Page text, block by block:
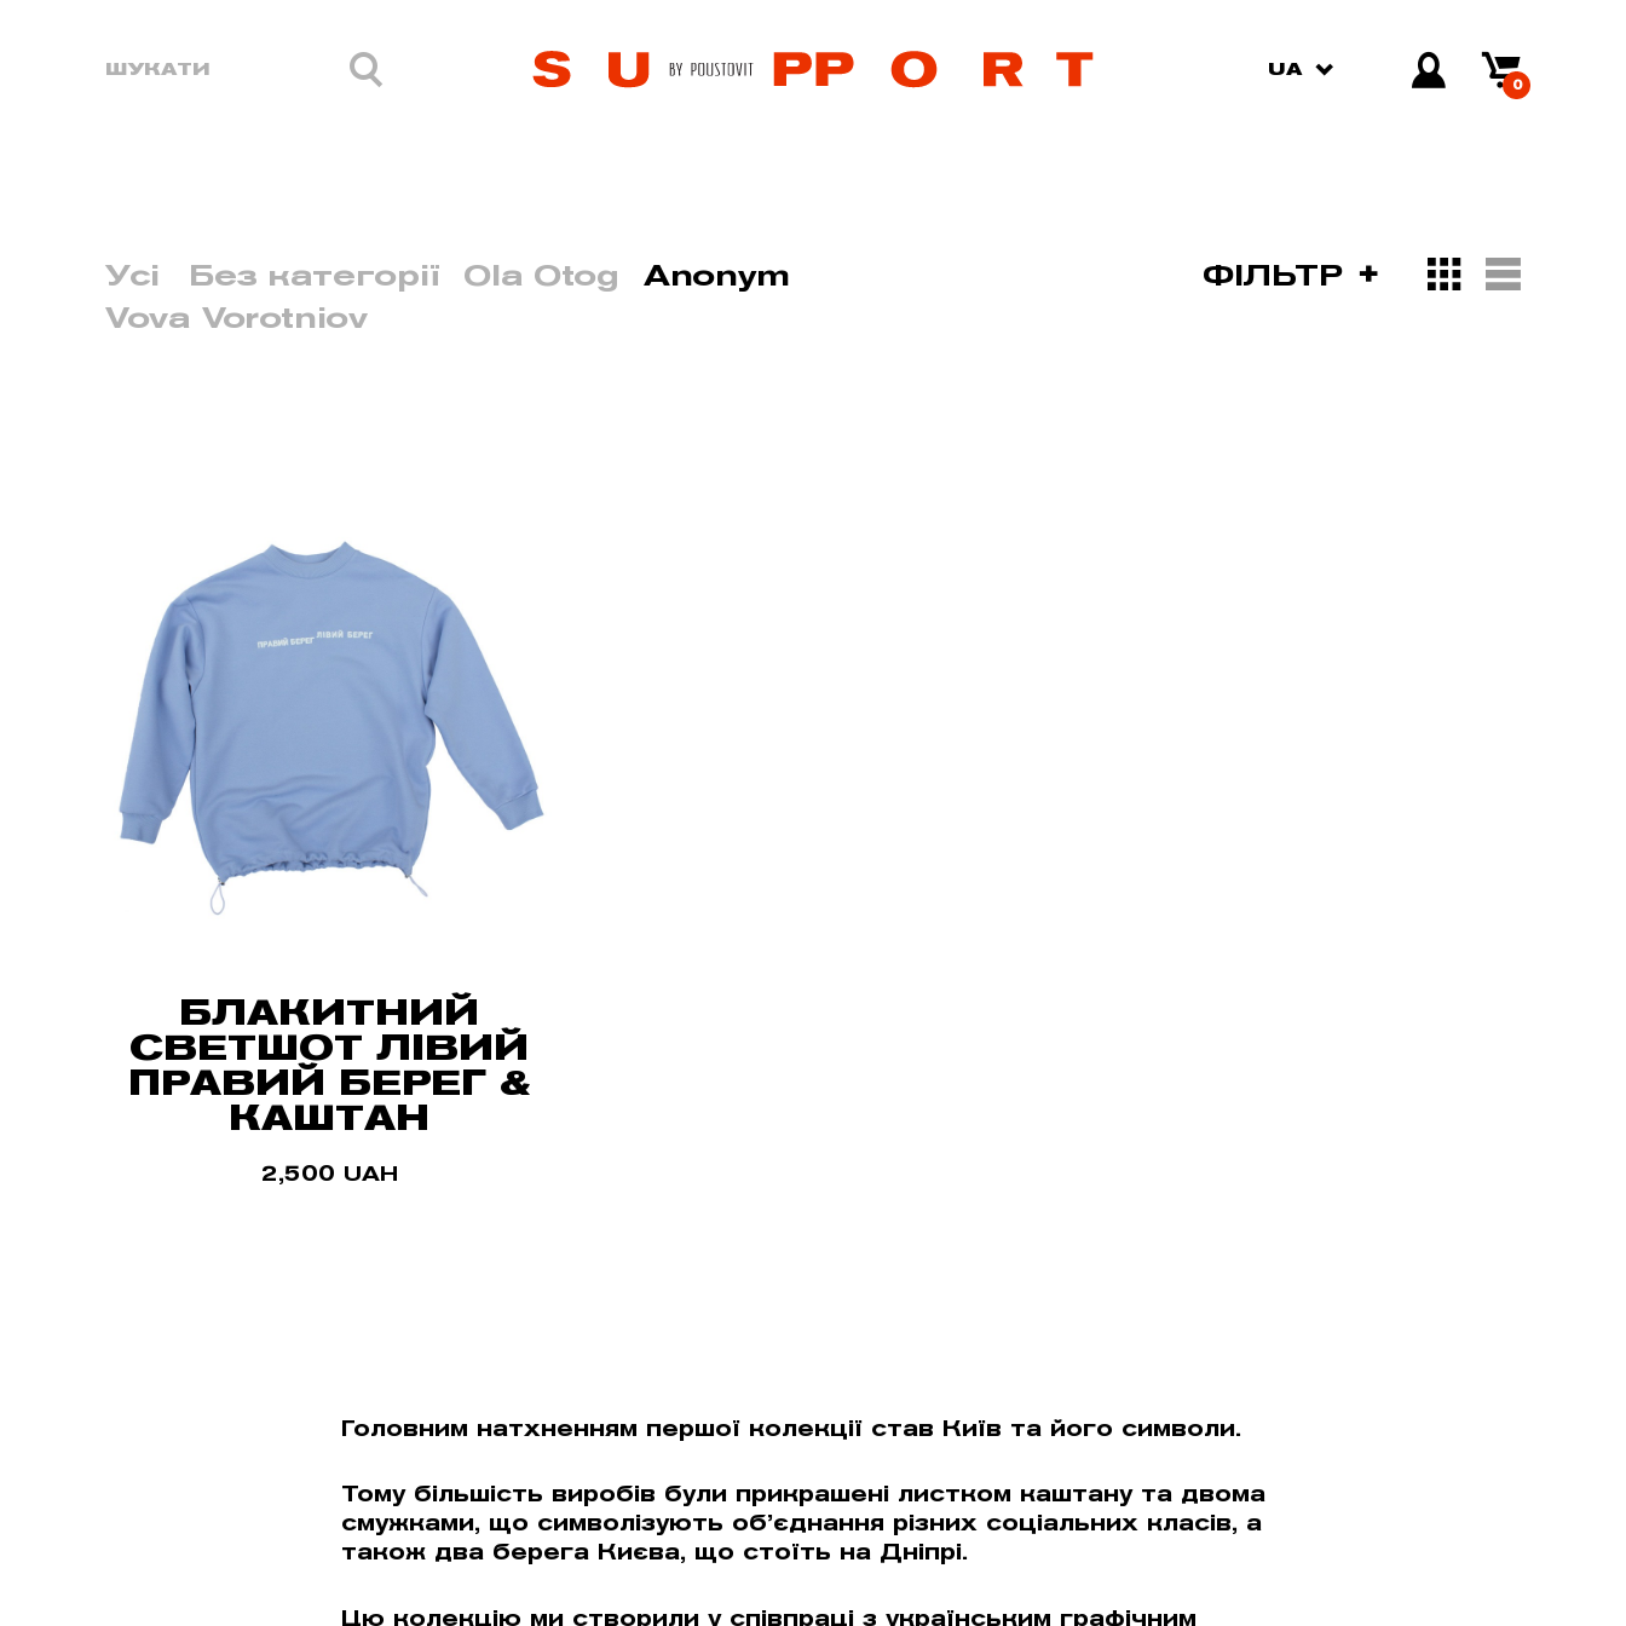
UA
0
Усі Без категорії Ola Otog
Anonym
Vova Vorotniov
ФІЛЬТР
БЛАКИТНИЙ
СВЕТШОТ ЛІВИЙ
ПРАВИЙ БЕРЕГ &
КАШТАН
2,500 UAH
Головним натхненням першої колекції став Київ та його символи.
Тому більшість виробів були прикрашені листком каштану та двома
смужками, що символізують об’єднання різних соціальних класів, а
також два берега Києва, що стоїть на Дніпрі.
Цю колекцію ми створили у співпраці з українським графiчним